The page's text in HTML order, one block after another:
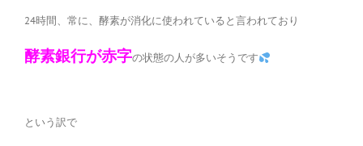
24時間、常に、酵素が消化に使われていると言われており
酵素銀行が赤字の状態の人が多いそうです
という訳で